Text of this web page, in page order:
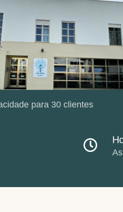
para 30 clientes